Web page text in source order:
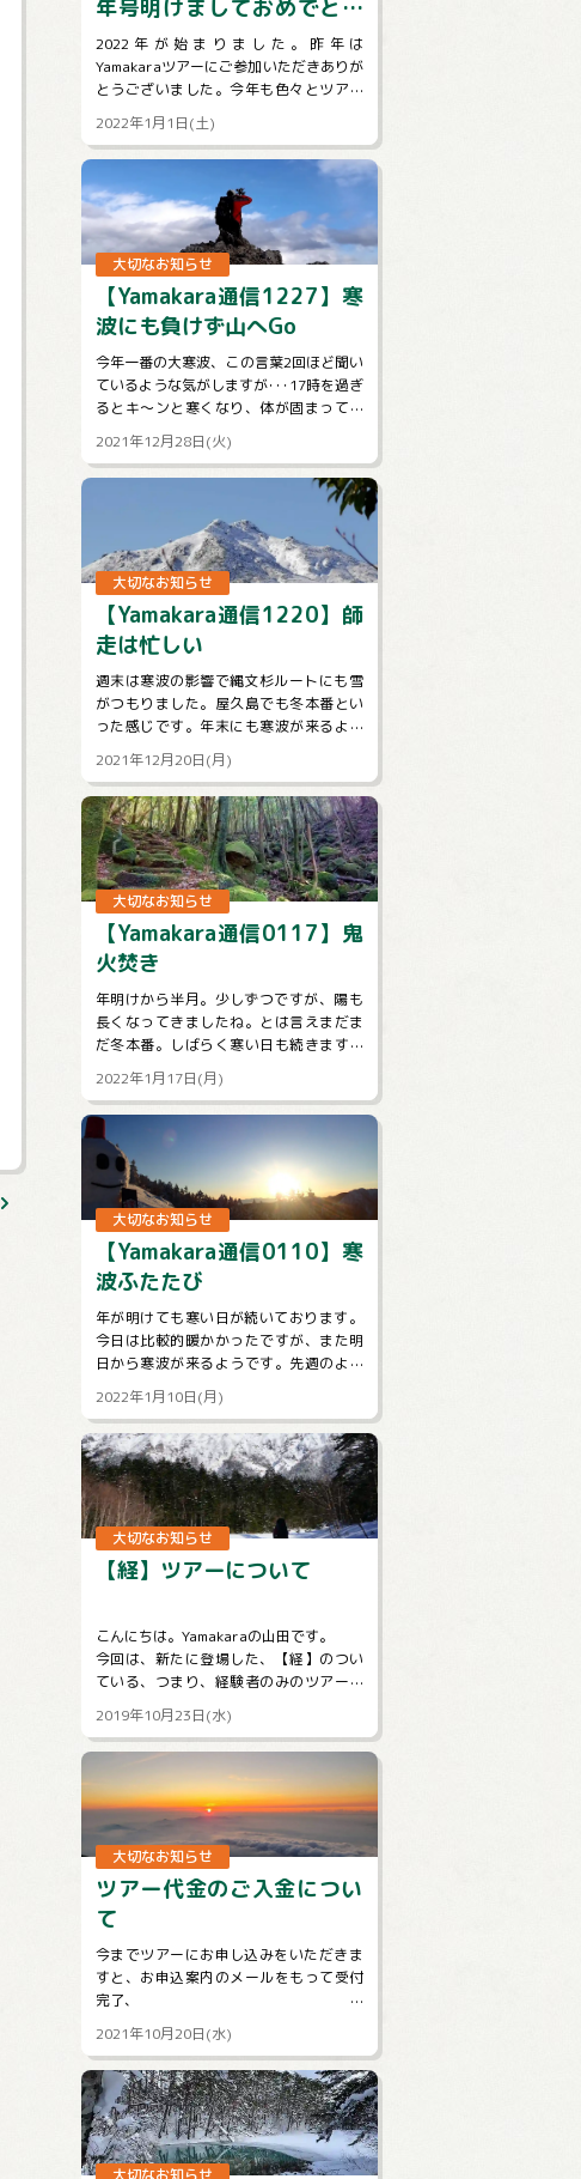
年号明けましておめでとう
ございます
2022年が始まりました。昨年は
Yamakaraツアーにご参加いただきありが
とうございました。今年も色々とツアー
を企画し、皆様のご参加をお待ちしてお
ります。引き続きYamakaraを...
2022年1月1日(土)
大切なお知らせ
【Yamakara通信1227】寒
波にも負けず山へGo
今年一番の大寒波、この言葉2回ほど聞い
ているような気がしますが･･･17時を過ぎ
るとキ～ンと寒くなり、体が固まってし
まいそうになります。そんな時こそ体を
動かしてぽかぽかにしないとだめ...
2021年12月28日(火)
大切なお知らせ
【Yamakara通信1220】師
走は忙しい
週末は寒波の影響で縄文杉ルートにも雪
がつもりました。屋久島でも冬本番とい
った感じです。年末にも寒波が来るよう
で雪が深まる地域も多そうですね。今週
のメルマガはnewツアーや屋久島ツアー...
2021年12月20日(月)
大切なお知らせ
【Yamakara通信0117】鬼
火焚き
年明けから半月。少しずつですが、陽も
長くなってきましたね。とは言えまだま
だ冬本番。しばらく寒い日も続きます。
コロナウイルスの感染拡大のニュースも
気になる状況ですが、体調管理と感染対
策...
2022年1月17日(月)
大切なお知らせ
【Yamakara通信0110】寒
波ふたたび
年が明けても寒い日が続いております。
今日は比較的暖かかったですが、また明
日から寒波が来るようです。先週のよう
に関東地方も雪が！？なんて予報もチラ
ホラでています。山に行くときもそうで
な...
2022年1月10日(月)
大切なお知らせ
【経】ツアーについて
こんにちは。Yamakaraの山田です。
今回は、新たに登場した、【経】のつい
ている、つまり、経験者のみのツアーに
ついて説明します。
まず、この【経】のついているツアーは
雪山のみ...
2019年10月23日(水)
大切なお知らせ
ツアー代金のご入金につい
て
今までツアーにお申し込みをいただきま
すと、お申込案内のメールをもって受付
完了、
ご入金をもって予約完了となりますとご
案内させていただいておりました。
しかしお申込後、そのままご連...
2021年10月20日(水)
大切なお知らせ